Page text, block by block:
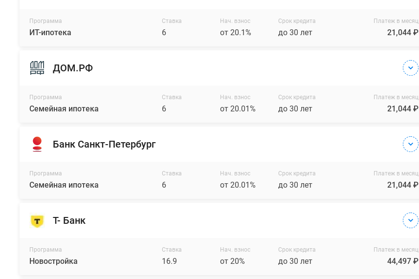
Программа
ИТ-ипотека
Ставка
6
Нач. взнос
от 20.1%
Срок кредита
до 30 лет
Платеж в месяц
21,044 ₽
ДОМ.РФ
Программа
Семейная ипотека
Ставка
6
Нач. взнос
от 20.01%
Срок кредита
до 30 лет
Платеж в месяц
21,044 ₽
Банк Санкт-Петербург
Программа
Семейная ипотека
Ставка
6
Нач. взнос
от 20.01%
Срок кредита
до 30 лет
Платеж в месяц
21,044 ₽
Т- Банк
Программа
Новостройка
Ставка
16.9
Нач. взнос
от 20%
Срок кредита
до 30 лет
Платеж в месяц
44,497 ₽